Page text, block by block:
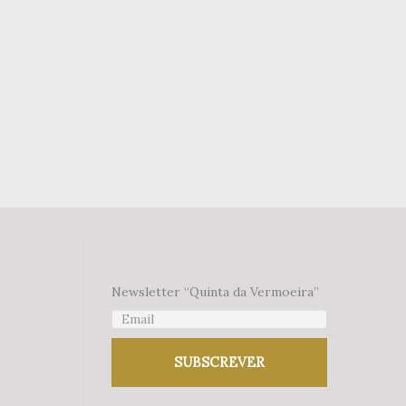
Newsletter “Quinta da Vermoeira”